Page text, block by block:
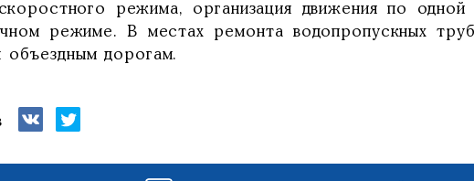
режима, организация движения по
режиме. В местах ремонта водопропускных
объездным дорогам.